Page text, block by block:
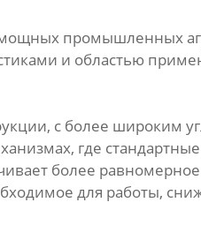
промышленных
и областью
с более широким
где
более
для работы,